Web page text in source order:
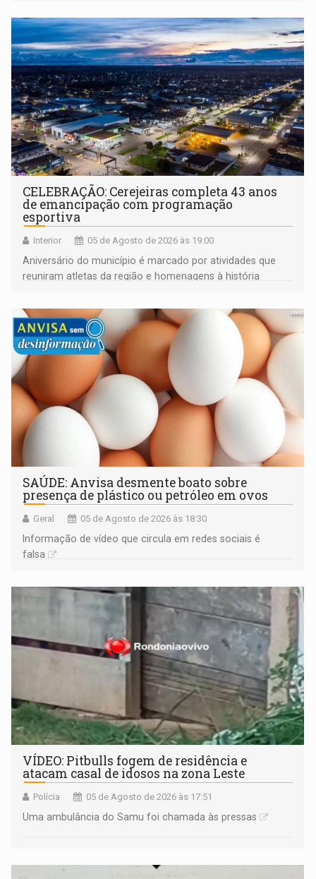
CELEBRAÇÃO: Cerejeiras completa 43 anos
de emancipação com programação
esportiva
Interior 05 de Agosto de 2026 às 19:00
Aniversário do município é marcado por atividades que
reuniram atletas da região e homenagens à história
SAÚDE: Anvisa desmente boato sobre
presença de plástico ou petróleo em ovos
Geral 05 de Agosto de 2026 às 18:30
Informação de vídeo que circula em redes sociais é
falsa
VÍDEO: Pitbulls fogem de residência e
atacam casal de idosos na zona Leste
Polícia 05 de Agosto de 2026 às 17:51
Uma ambulância do Samu foi chamada às pressas